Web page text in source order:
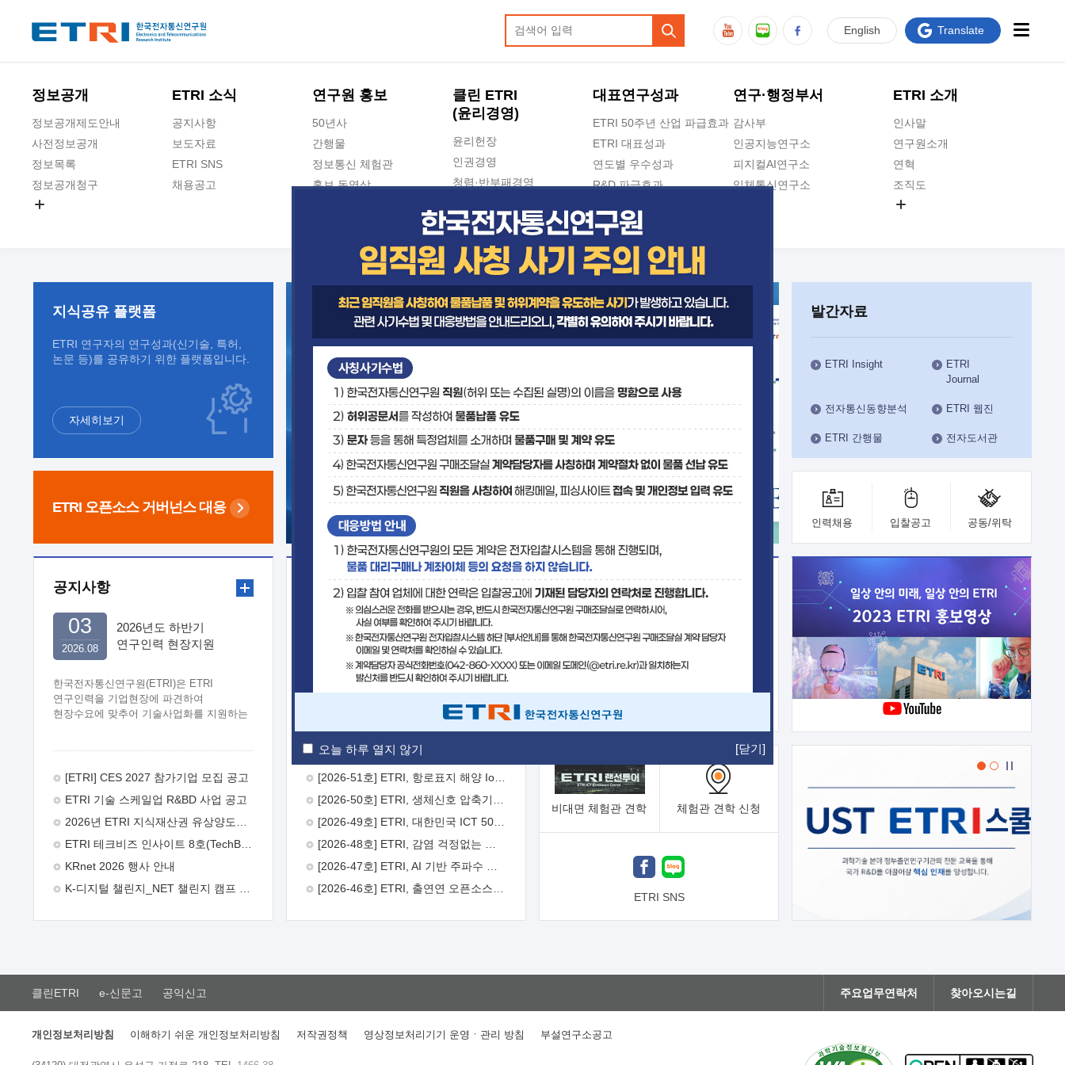
오늘 하루 열지 않기 [닫기]
정보공개
정보공개제도안내
사전정보공개
정보목록
정보공개청구
ETRI 소식
공지사항
보도자료
ETRI SNS
채용공고
연구원 홍보
50년사
간행물
정보통신 체험관
홍보 동영상
클린 ETRI
(윤리경영)
윤리헌장
인권경영
청렴·반부패경영
청렴포털 신고
수의계약 현황
부패징계 현황
감사결과공개
대표연구성과
ETRI 50주년 산업 파급효과
ETRI 대표성과
연도별 우수성과
R&D 파급효과
지식공유플랫폼
연구·행정부서
감사부
인공지능연구소
피지컬AI연구소
입체통신연구소
인공지능안전연구소
우주항공반도체전략연구단
대경권연구본부
호남권연구본부
기획본부
사업화본부
행정본부
대외협력부
ETRI 소개
인사말
연구원소개
연혁
조직도
ETRI CI
English Translate
지식공유 플랫폼
ETRI 연구자의 연구성과(신기술, 특허,
논문 등)를 공유하기 위한 플랫폼입니다.
자세히보기
ETRI 오픈소스 거버넌스 대응
발간자료
ETRI Insight
ETRI
Journal
전자통신동향분석 ETRI 웹진
ETRI 간행물 전자도서관
인력채용 입찰공고 공동/위탁
공지사항
2026년도 하반기
연구인력 현장지원
한국전자통신연구원(ETRI)은 ETRI
연구인력을 기업현장에 파견하여
현장수요에 맞추어 기술사업화를 지원하는
주시기 바랍니다. 2026년 8월
추진목적: ETRI 인력을 기업현장에 파견.
기술지원을 실시함으로써 ETRI 개발기술의
극대화하고, 지원기업을 강견기업으로
육성하고자 함.  신청자격: ETRI
ETRI 창업/연구소기업, 기술이전/출자기업
(2 ~ 3년차) 연봉의 40%  추진일정(1)
희망기업 신청/접수(2)희망인력-희망기업
매칭(3)현장조사/ 선정(심의)(4)협약체결
26일 9월초순 9월 중순 10월 이후*
2026.08
03
[ETRI] CES 2027 참가기업 모집 공고
ETRI 기술 스케일업 R&BD 사업 공고
ETRI 테크비즈 인사이트 8호(TechBiz Insight Vol.8) 발간
KRnet 2026 행사 안내
보도자료
[2026-52호] ETRI, ITU-T 자율주행차 국제표준화 주도한다
기술사업화플랫폼/기술이전
기술예고 중소기업 지원
보유특허 이전가능 기술
융합기술연구생산센터 반도체실험실
비대면 체험관 견학 체험관 견학 신청
ETRI SNS
클린ETRI e-신문고 공익신고 주요업무연락처 찾아오시는길
개인정보처리방침 이해하기 쉬운 개인정보처리방침 저작권정책 영상정보처리기기 운영ㆍ관리 방침 부설연구소공고